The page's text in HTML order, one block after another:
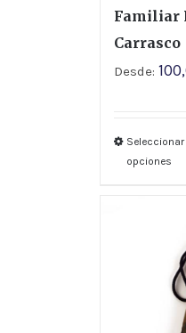
Familiar
Carrasco
Desde:
Seleccionar
opciones